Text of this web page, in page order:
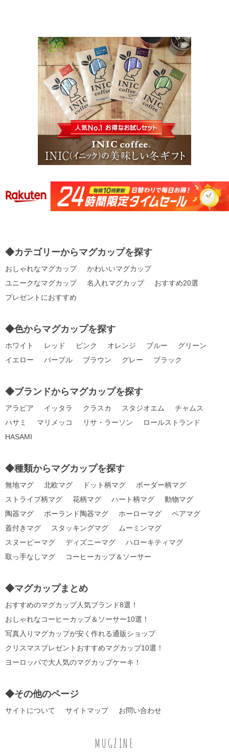
◆カテゴリーからマグカップを探す
おしゃれなマグカップ
かわいいマグカップ
ユニークなマグカップ
名入れマグカップ
おすすめ20選
プレゼントにおすすめ
◆色からマグカップを探す
ホワイト レッド ピンク オレンジ ブルー
グリーン
イエロー
パープル ブラウン グレー ブラック
◆ブランドからマグカップを探す
アラビア イッタラ クラスカ スタジオエム
チャムス
ハサミ
マリメッコ リサ・ラーソン
ロールストランド
HASAMI
◆種類からマグカップを探す
無地マグ 北欧マグ ドット柄マグ
ボーダー柄マグ
ストライプ柄マグ
花柄マグ ハート柄マグ
動物マグ
陶器マグ
ポーランド陶器マグ ホーローマグ
ペアマグ
蓋付きマグ
スタッキングマグ
ムーミンマグ
スヌーピーマグ
ディズニーマグ
ハローキティマグ
取っ手なしマグ
コーヒーカップ＆ソーサー
◆マグカップまとめ
おすすめのマグカップ人気ブランド8選！
おしゃれなコーヒーカップ＆ソーサー10選！
写真入りマグカップが安く作れる通販ショップ
クリスマスプレゼントおすすめマグカップ10選！
ヨーロッパで大人気のマグカップケーキ！
◆その他のページ
サイトについて サイトマップ お問い合わせ
MUGZINE